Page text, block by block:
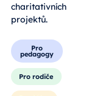
charitativních
projektů.
Pro
pedagogy
Pro rodiče